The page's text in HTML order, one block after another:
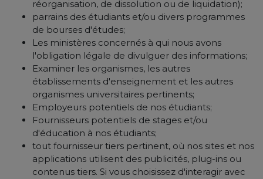
réorganisation, de dissolution ou de liquidation);
parrains des étudiants et/ou divers programmes
de bourses d'études;
Les ministères concernés à qui nous avons
l'obligation légale de divulguer des informations;
Examiner les organismes, les autres
établissements d'enseignement et les autres
organismes universitaires pertinents;
Employeurs potentiels de nos étudiants;
Fournisseurs potentiels de stages et/ou
d'éducation à nos étudiants;
tout fournisseur tiers pertinent, où nos sites et nos
applications utilisent des publicités, plug-ins ou
contenus tiers. Si vous choisissez d'interagir avec